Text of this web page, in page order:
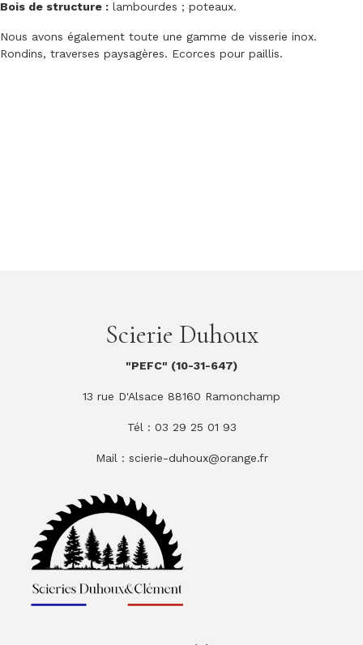
Bois de structure : lambourdes ; poteaux.
Nous avons également toute une gamme de visserie inox.
Rondins, traverses paysagères. Ecorces pour paillis.
Scierie Duhoux
"PEFC" (10-31-647)
13 rue D'Alsace 88160 Ramonchamp
Tél : 03 29 25 01 93
Mail : scierie-duhoux@orange.fr